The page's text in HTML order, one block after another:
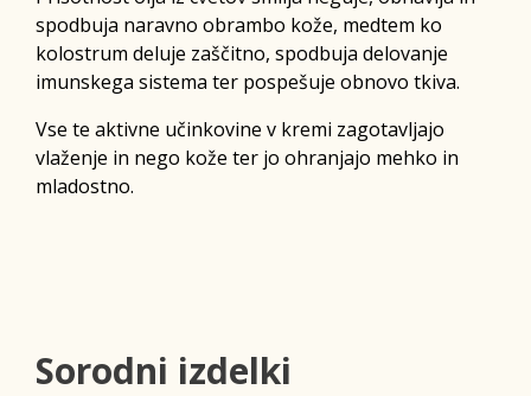
spodbuja naravno obrambo kože, medtem ko
kolostrum deluje zaščitno, spodbuja delovanje
imunskega sistema ter pospešuje obnovo tkiva.
Vse te aktivne učinkovine v kremi zagotavljajo
vlaženje in nego kože ter jo ohranjajo mehko in
mladostno.
Sorodni izdelki